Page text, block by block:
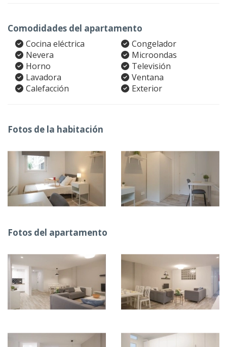
Comodidades del apartamento
Cocina eléctrica
Congelador
Nevera
Microondas
Horno
Televisión
Lavadora
Ventana
Calefacción
Exterior
Fotos de la habitación
Fotos del apartamento